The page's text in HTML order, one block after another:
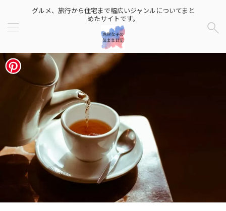
グルメ、旅行から住宅まで幅広いジャンルについてまと
めたサイトです。